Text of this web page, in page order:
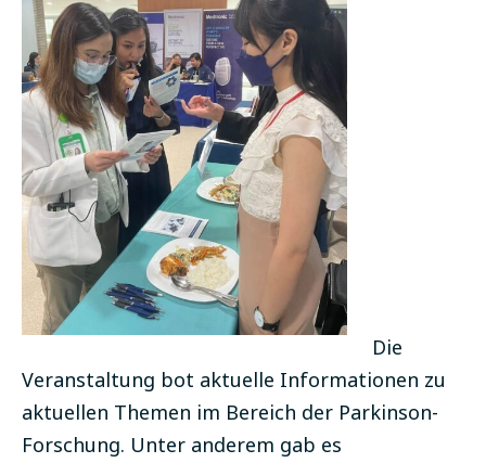
Die
Veranstaltung bot aktuelle Informationen zu
aktuellen Themen im Bereich der Parkinson-
Forschung. Unter anderem gab es